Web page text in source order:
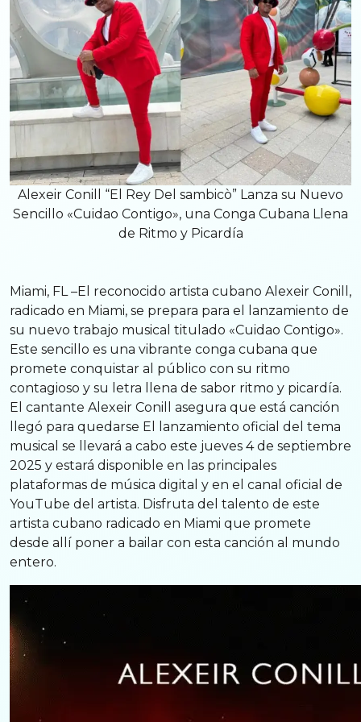
Alexeir Conill “El Rey Del sambicò” Lanza su Nuevo
Sencillo «Cuidao Contigo», una Conga Cubana Llena
de Ritmo y Picardía
Miami, FL –El reconocido artista cubano Alexeir Conill,
radicado en Miami, se prepara para el lanzamiento de
su nuevo trabajo musical titulado «Cuidao Contigo».
Este sencillo es una vibrante conga cubana que
promete conquistar al público con su ritmo
contagioso y su letra llena de sabor ritmo y picardía.
El cantante Alexeir Conill asegura que está canción
llegó para quedarse El lanzamiento oficial del tema
musical se llevará a cabo este jueves 4 de septiembre
2025 y estará disponible en las principales
plataformas de música digital y en el canal oficial de
YouTube del artista. Disfruta del talento de este
artista cubano radicado en Miami que promete
desde allí poner a bailar con esta canción al mundo
entero.